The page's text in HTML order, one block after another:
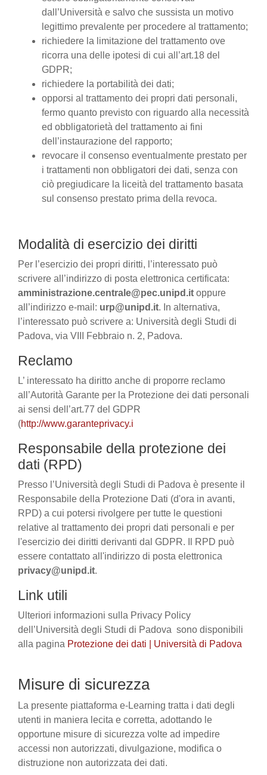
dall’Università e salvo che sussista un motivo
legittimo prevalente per procedere al trattamento;
richiedere la limitazione del trattamento ove
ricorra una delle ipotesi di cui all’art.18 del
GDPR;
richiedere la portabilità dei dati;
opporsi al trattamento dei propri dati personali,
fermo quanto previsto con riguardo alla necessità
ed obbligatorietà del trattamento ai fini
dell’instaurazione del rapporto;
revocare il consenso eventualmente prestato per
i trattamenti non obbligatori dei dati, senza con
ciò pregiudicare la liceità del trattamento basata
sul consenso prestato prima della revoca.
Modalità di esercizio dei diritti
Per l’esercizio dei propri diritti, l’interessato può
scrivere all’indirizzo di posta elettronica certificata:
amministrazione.centrale@pec.unipd.it oppure
all’indirizzo e-mail: urp@unipd.it. In alternativa,
l’interessato può scrivere a: Università degli Studi di
Padova, via VIII Febbraio n. 2, Padova.
Reclamo
L’ interessato ha diritto anche di proporre reclamo
all’Autorità Garante per la Protezione dei dati personali
ai sensi dell’art.77 del GDPR
(http://www.garanteprivacy.i
Responsabile della protezione dei
dati (RPD)
Presso l’Università degli Studi di Padova è presente il
Responsabile della Protezione Dati (d'ora in avanti,
RPD) a cui potersi rivolgere per tutte le questioni
relative al trattamento dei propri dati personali e per
l'esercizio dei diritti derivanti dal GDPR. Il RPD può
essere contattato all'indirizzo di posta elettronica
privacy@unipd.it.
Link utili
Ulteriori informazioni sulla Privacy Policy
dell’Università degli Studi di Padova sono disponibili
alla pagina Protezione dei dati | Università di Padova
Misure di sicurezza
La presente piattaforma e-Learning tratta i dati degli
utenti in maniera lecita e corretta, adottando le
opportune misure di sicurezza volte ad impedire
accessi non autorizzati, divulgazione, modifica o
distruzione non autorizzata dei dati.